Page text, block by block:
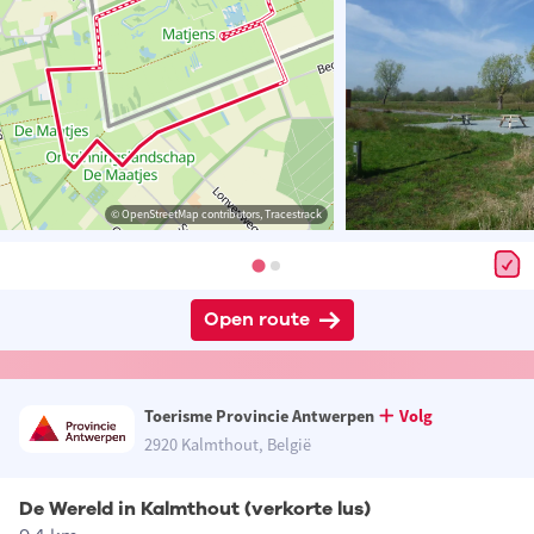
© OpenStreetMap contributors, Tracestrack
Open route
Toerisme Provincie Antwerpen
Volg
2920 Kalmthout, België
De Wereld in Kalmthout (verkorte lus)